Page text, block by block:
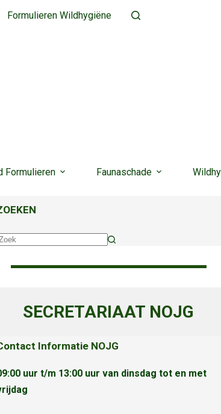
Formulieren Wildhygiëne
Formulieren Faunaschade
resultaten
SECRETARIAAT NOJG
Informatie NOJG
uur t/m 13:00 uur van dinsdag tot en met